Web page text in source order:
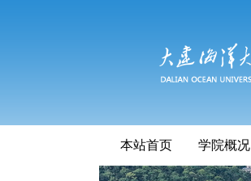
本站首页 学院概况